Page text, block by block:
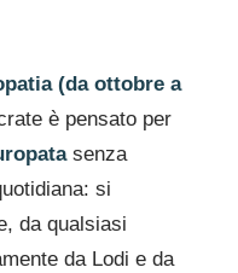
(da ottobre a
è pensato per
senza
si
da qualsiasi
da Lodi e da